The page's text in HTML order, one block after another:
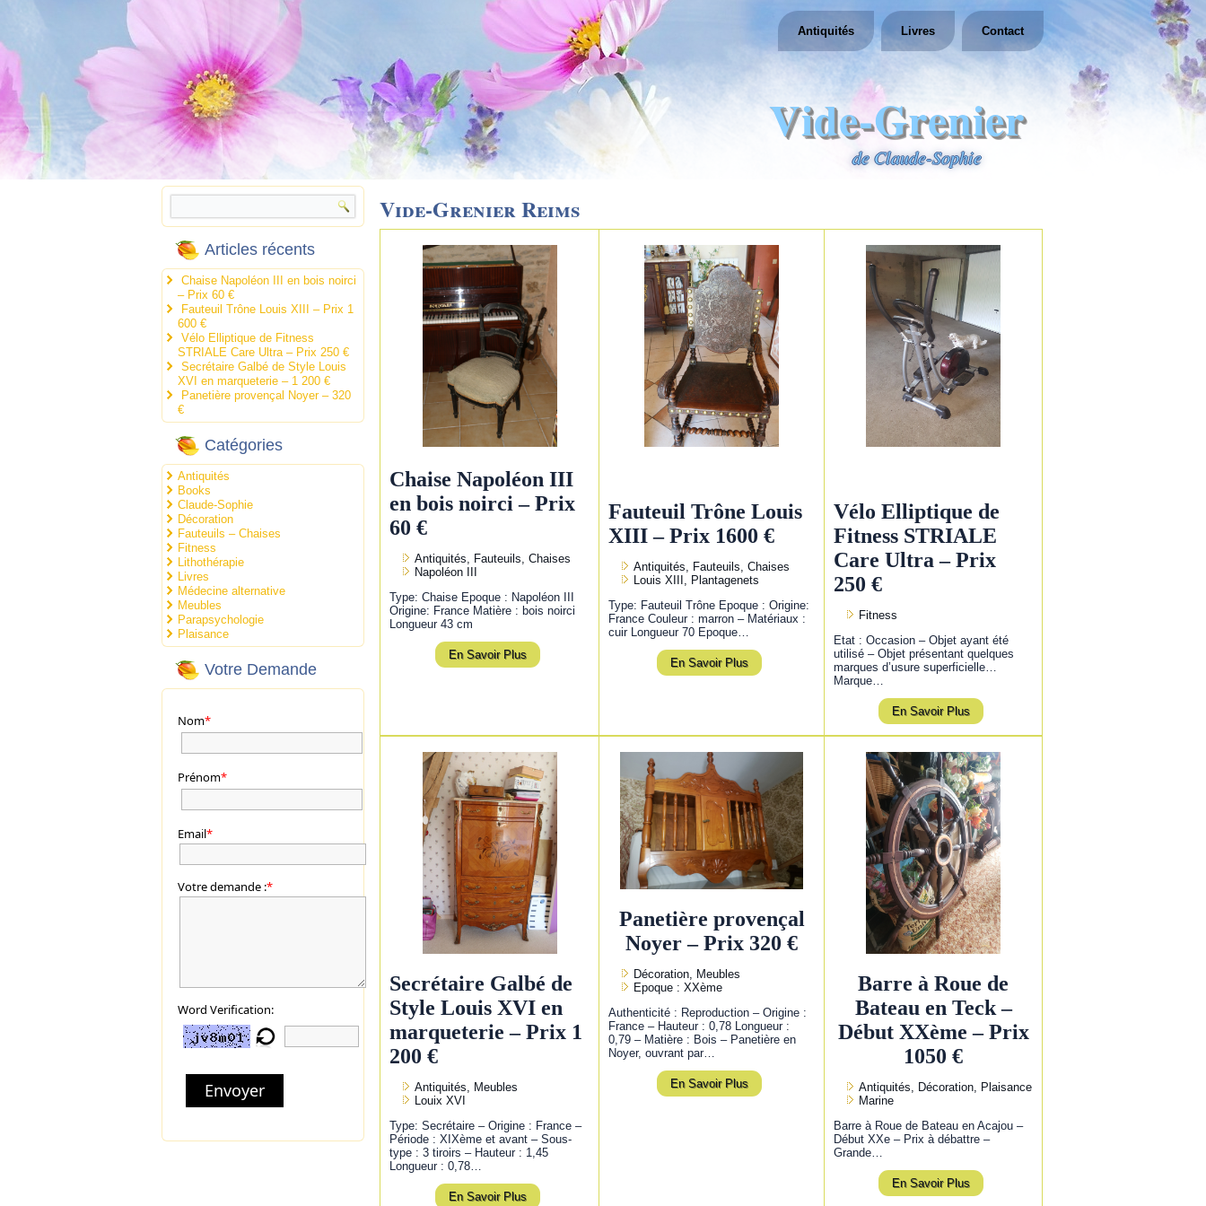
Vide-Grenier
de Claude-Sophie
Antiquités Livres Contact
Articles récents
Chaise Napoléon III en bois noirci
– Prix 60 €
Fauteuil Trône Louis XIII – Prix 1
600 €
Vélo Elliptique de Fitness
STRIALE Care Ultra – Prix 250 €
Secrétaire Galbé de Style Louis
XVI en marqueterie – 1 200 €
Panetière provençal Noyer – 320
€
Catégories
Antiquités
Books
Claude-Sophie
Décoration
Fauteuils – Chaises
Fitness
Lithothérapie
Livres
Médecine alternative
Meubles
Parapsychologie
Plaisance
Votre Demande
Nom*
Prénom*
Email*
Votre demande :*
Word Verification:
Envoyer
Vide-Grenier Reims
Chaise Napoléon III
en bois noirci – Prix
60 €
Antiquités, Fauteuils, Chaises
Napoléon III
Type: Chaise Epoque : Napoléon III
Origine: France Matière : bois noirci
Longueur 43 cm
En Savoir Plus
Fauteuil Trône Louis
XIII – Prix 1600 €
Antiquités, Fauteuils, Chaises
Louis XIII, Plantagenets
Type: Fauteuil Trône Epoque : Origine:
France Couleur : marron – Matériaux :
cuir Longueur 70 Epoque…
En Savoir Plus
Vélo Elliptique de
Fitness STRIALE
Care Ultra – Prix
250 €
Fitness
Etat : Occasion – Objet ayant été
utilisé – Objet présentant quelques
marques d’usure superficielle…
Marque…
En Savoir Plus
Secrétaire Galbé de
Style Louis XVI en
marqueterie – Prix 1
200 €
Antiquités, Meubles
Louix XVI
Type: Secrétaire – Origine : France –
Période : XIXème et avant – Sous-
type : 3 tiroirs – Hauteur : 1,45
Longueur : 0,78…
En Savoir Plus
Panetière provençal
Noyer – Prix 320 €
Décoration, Meubles
Epoque : XXème
Authenticité : Reproduction – Origine :
France – Hauteur : 0,78 Longueur :
0,79 – Matière : Bois – Panetière en
Noyer, ouvrant par…
En Savoir Plus
Barre à Roue de
Bateau en Teck –
Début XXème – Prix
1050 €
Antiquités, Décoration, Plaisance
Marine
Barre à Roue de Bateau en Acajou –
Début XXe – Prix à débattre –
Grande…
En Savoir Plus